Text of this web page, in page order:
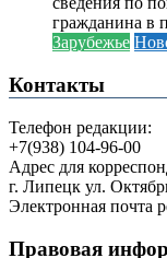
гражданина в
Зарубежье
Контакты
Телефон редакции:
+7(938) 104-96-00
Адрес для
г. Липецк ул.
Электронная почта
Правовая